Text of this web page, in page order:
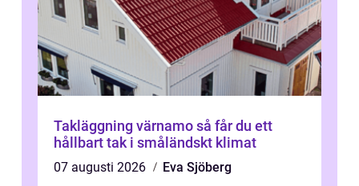
Takläggning värnamo så får du ett
hållbart tak i småländskt klimat
07 augusti 2026
Eva Sjöberg